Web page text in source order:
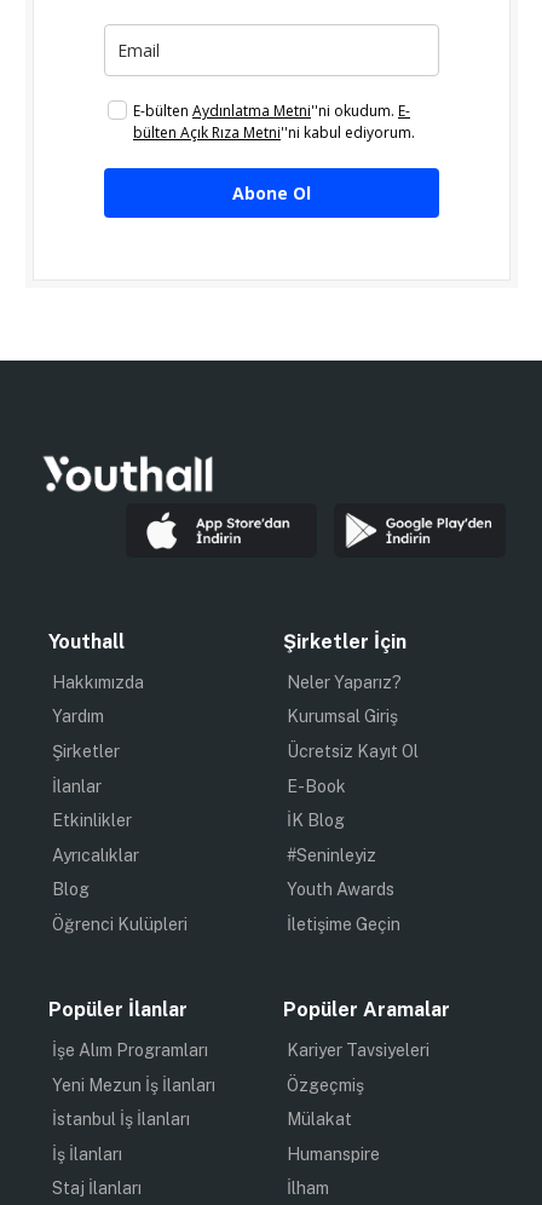
E-bülten Aydınlatma Metni''ni okudum. E-
bülten Açık Rıza Metni''ni kabul ediyorum.
Abone Ol
Youthall
Hakkımızda
Yardım
Şirketler
İlanlar
Etkinlikler
Ayrıcalıklar
Blog
Öğrenci Kulüpleri
Şirketler İçin
Neler Yaparız?
Kurumsal Giriş
Ücretsiz Kayıt Ol
E-Book
İK Blog
#Seninleyiz
Youth Awards
İletişime Geçin
Popüler İlanlar
İşe Alım Programları
Yeni Mezun İş İlanları
İstanbul İş İlanları
İş İlanları
Staj İlanları
Popüler Aramalar
Kariyer Tavsiyeleri
Özgeçmiş
Mülakat
Humanspire
İlham